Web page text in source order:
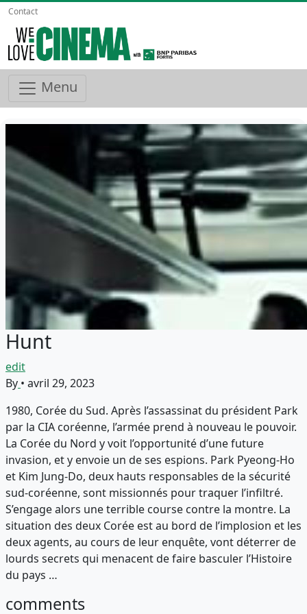
Contact
Menu
Hunt
edit
By • avril 29, 2023
1980, Corée du Sud. Après l’assassinat du président Park
par la CIA coréenne, l’armée prend à nouveau le pouvoir.
La Corée du Nord y voit l’opportunité d’une future
invasion, et y envoie un de ses espions. Park Pyeong-Ho
et Kim Jung-Do, deux hauts responsables de la sécurité
sud-coréenne, sont missionnés pour traquer l’infiltré.
S’engage alors une terrible course contre la montre. La
situation des deux Corée est au bord de l’implosion et les
deux agents, au cours de leur enquête, vont déterrer de
lourds secrets qui menacent de faire basculer l’Histoire
du pays …
comments